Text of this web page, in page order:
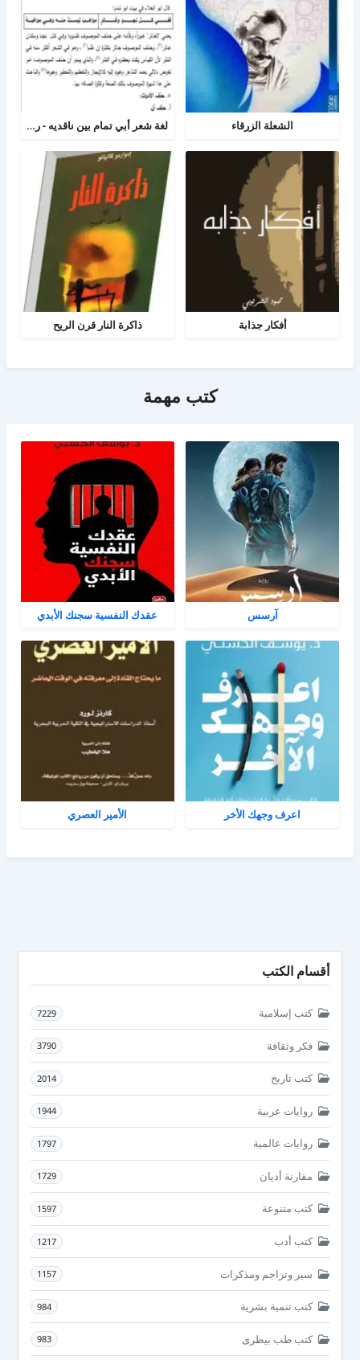
الشعلة الزرقاء لغة شعر أبي تمام بين ناقديه - رسالة لغه عربية
أفكار جذابة ذاكرة النار قرن الريح
كتب مهمة
آرسس عقدك النفسية سجنك الأبدي
اعرف وجهك الأخر الأمير العصري
أقسام الكتب
كتب إسلامية 7229
فكر وثقافة 3790
كتب تاريخ 2014
روايات عربية 1944
روايات عالمية 1797
مقارنة أديان 1729
كتب متنوعة 1597
كتب أدب 1217
سير وتراجم ومذكرات 1157
كتب تنمية بشرية 984
كتب طب بيطرى 983